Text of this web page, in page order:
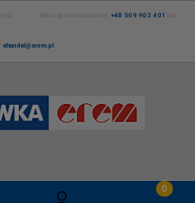
Masz pytania zadzwoń: +48 509 902 401
ehandel@erem.pl